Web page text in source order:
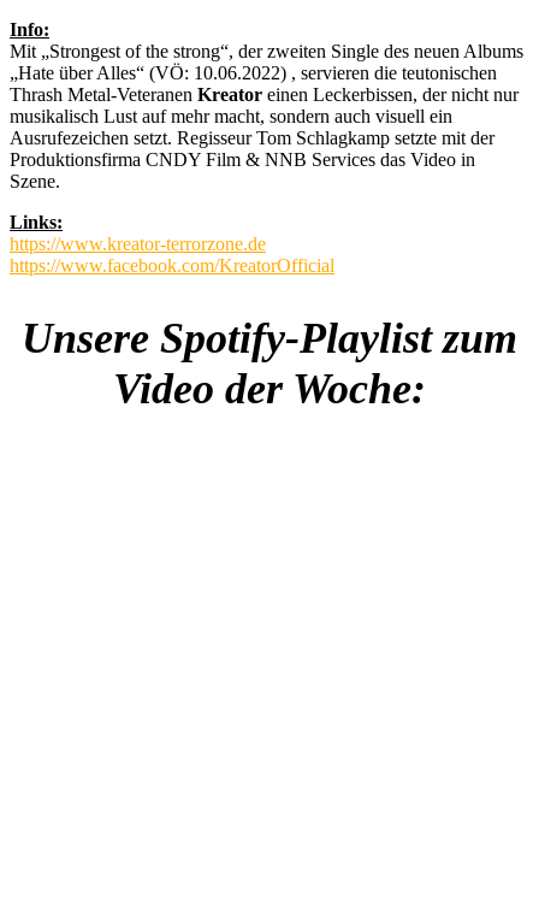
Info:
Mit „Strongest of the strong“, der zweiten Single des neuen Albums
„Hate über Alles“ (VÖ: 10.06.2022) , servieren die teutonischen
Thrash Metal-Veteranen Kreator einen Leckerbissen, der nicht nur
musikalisch Lust auf mehr macht, sondern auch visuell ein
Ausrufezeichen setzt. Regisseur Tom Schlagkamp setzte mit der
Produktionsfirma CNDY Film & NNB Services das Video in
Szene.
Links:
https://www.kreator-terrorzone.de
https://www.facebook.com/KreatorOfficial
Unsere Spotify-Playlist zum
Video der Woche: